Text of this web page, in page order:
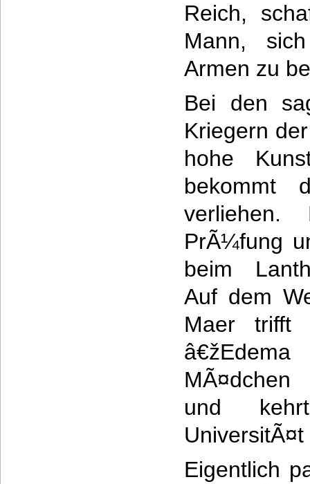
Reich,
Mann,
Armen zu
Bei den
Kriegern
hohe
bekommt
PrÃ¼fung
beim
Auf dem
Maer trifft
und
Eigentlich